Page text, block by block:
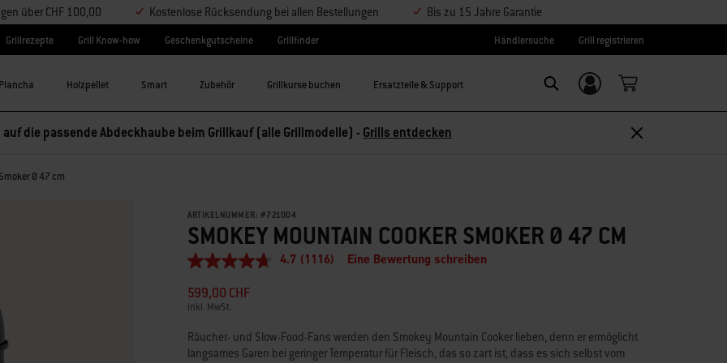
über CHF 100,00 Kostenlose Rücksendung bei allen Bestellungen Bis zu 15 Jahre Garantie
Grillrezepte Grill Know-how Geschenkgutscheine Grillfinder Händlersuche Grill registrieren
Plancha Holzpellet Smart Zubehör Grillkurse buchen Ersatzteile & Support
Einloggen/
Weber-ID
auf die passende Abdeckhaube beim Grillkauf (alle Grillmodelle) - Grills entdecken
Ø 47 cm
ARTIKELNUMMER: #721004
SMOKEY MOUNTAIN COOKER SMOKER Ø 47 CM
4.7
5
Sternen,
Bewertungswert.
Read
1116
4.7 (1116) Eine Bewertung schreiben
599,00 CHF
inkl. MwSt.
Räucher- und Slow-Food-Fans werden den Smokey Mountain Cooker lieben, denn er ermöglicht
langsames Garen bei geringer Temperatur für Fleisch, das so zart ist, dass es sich selbst vom